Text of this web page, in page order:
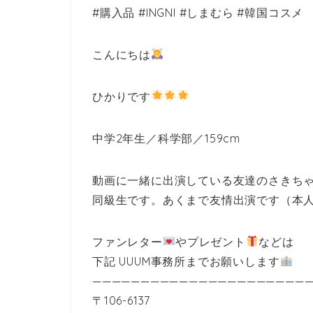
#購入品 #INGNI #しまむら #韓国コスメ
こんにちは
ひかりです
中学2年生／科学部／159cm
動画に一緒に出演している友達のさきち
同級生です。あくまで友情出演です（本人
ファンレター やプレゼント
などは
下記 UUUM事務所までお願いします
〒106-6137